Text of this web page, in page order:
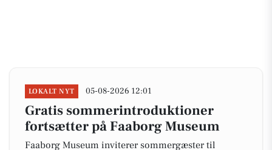
LOKALT NYT 05-08-2026 12:01
Gratis sommerintroduktioner
fortsætter på Faaborg Museum
Faaborg Museum inviterer sommergæster til